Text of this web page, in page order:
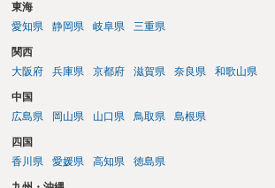
東海
愛知県
静岡県 岐阜県 三重県
関西
大阪府
兵庫県 京都府 滋賀県 奈良県 和歌山県
中国
広島県
岡山県 山口県 鳥取県 島根県
四国
香川県
愛媛県 高知県 徳島県